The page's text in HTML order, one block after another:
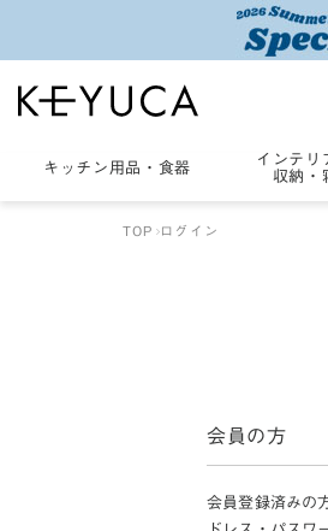
キッチン用品 ・ 食器
インテリ
収納・
TOP ログイン
会員の方
会員登録済みの